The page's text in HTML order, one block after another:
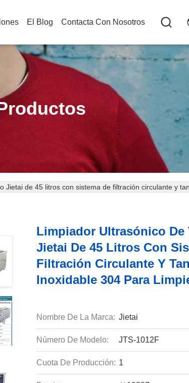
El Blog Contacta Con Nosotros
Jietai de 45 litros con sistema de filtración circulante y
Limpiador Ultrasónico De
Jietai De 45 Litros Con
Filtración Circulante Y
Inoxidable 304 Para
Nombre De La Marca: Jietai
Número De Modelo: JTS-1012F
Cuota De Producción: 1